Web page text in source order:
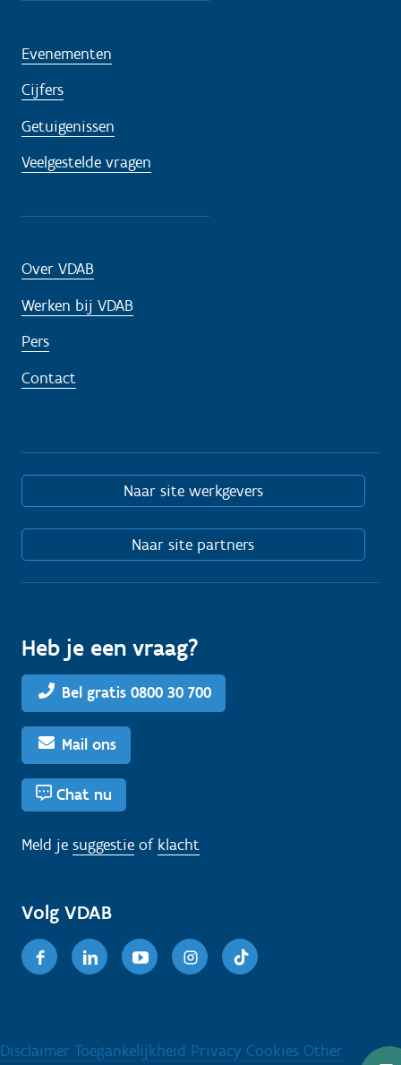
Evenementen
Cijfers
Getuigenissen
Veelgestelde vragen
Over VDAB
Werken bij VDAB
Pers
Contact
Naar site werkgevers
Naar site partners
Heb je een vraag?
Bel gratis 0800 30 700
Mail ons
Chat nu
Meld je suggestie of klacht
Volg VDAB
FacebookLinkedinYoutubeInstagram
Disclaimer Toegankelijkheid Privacy Cookies Other